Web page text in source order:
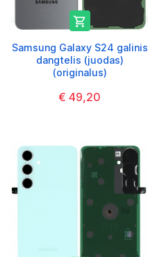

Samsung Galaxy S24 galinis
dangtelis (juodas)
(originalus)
€ 49,20